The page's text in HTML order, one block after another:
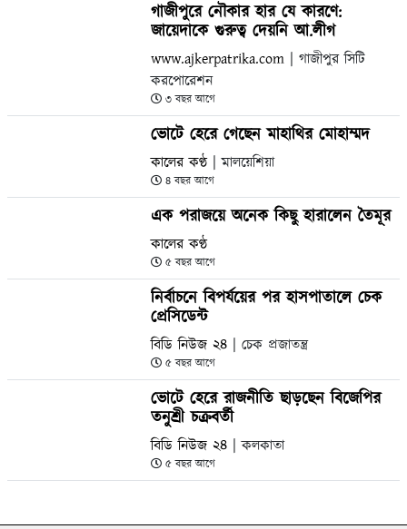
গাজীপুরে নৌকার হার যে কারণে:
জায়েদাকে গুরুত্ব দেয়নি আ.লীগ
www.ajkerpatrika.com | গাজীপুর সিটি
করপোরেশন
৩ বছর আগে
ভোটে হেরে গেছেন মাহাথির মোহাম্মদ
কালের কণ্ঠ | মালয়েশিয়া
৪ বছর আগে
এক পরাজয়ে অনেক কিছু হারালেন তৈমূর
কালের কণ্ঠ
৫ বছর আগে
নির্বাচনে বিপর্যয়ের পর হাসপাতালে চেক
প্রেসিডেন্ট
বিডি নিউজ ২৪ | চেক প্রজাতন্ত্র
৫ বছর আগে
ভোটে হেরে রাজনীতি ছাড়ছেন বিজেপির
তনুশ্রী চক্রবর্তী
বিডি নিউজ ২৪ | কলকাতা
৫ বছর আগে